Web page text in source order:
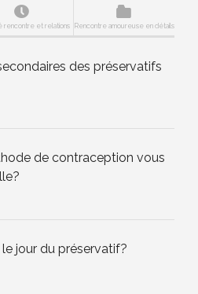
rencontre et relations Rencontre amoureuse en détails
des préservatifs
de contraception vous
jour du préservatif?